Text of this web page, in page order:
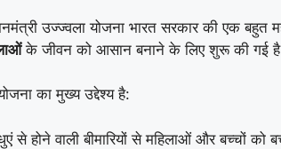
उज्ज्वला योजना भारत सरकार की एक बहुत
के जीवन को आसान बनाने के लिए शुरू की गई
का मुख्य उद्देश्य है:
से होने वाली बीमारियों से महिलाओं और बच्चों को